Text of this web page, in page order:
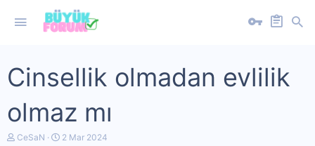
Cinsellik olmadan evlilik
olmaz mı
K
CeSaN
B
2 Mar 2024